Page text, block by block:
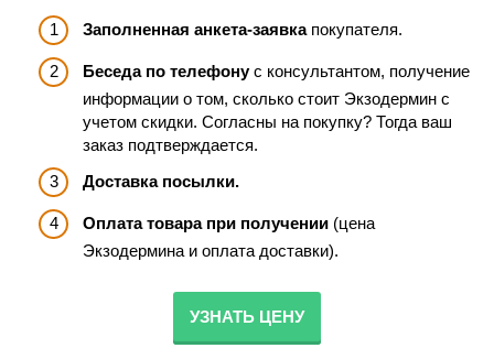
Заполненная анкета-заявкапокупателя.
Беседа по телефонус консультантом, получение
информации о том, сколько стоит Экзодермин с
учетом скидки. Согласны на покупку? Тогда ваш
заказ подтверждается.
Доставка посылки.
Оплата товара при получении (цена
Экзодермина и оплата доставки).
УЗНАТЬ ЦЕНУ